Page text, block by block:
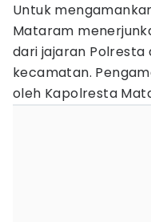
Untuk
Mataram
dari jajaran Polresta
kecamatan.
oleh Kapolresta